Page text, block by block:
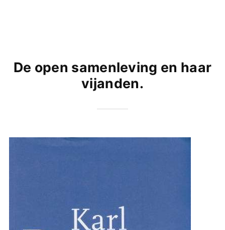
De open samenleving en haar
vijanden.